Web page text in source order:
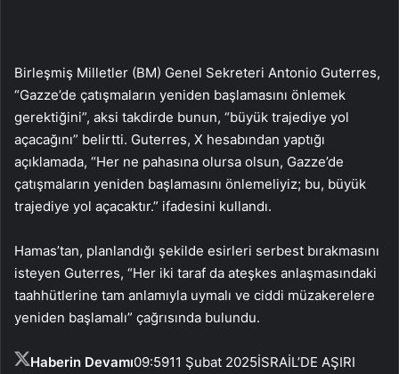
Birleşmiş Milletler (BM) Genel Sekreteri Antonio Guterres,
“Gazze’de çatışmaların yeniden başlamasını önlemek
gerektiğini”, aksi takdirde bunun, “büyük trajediye yol
açacağını” belirtti. Guterres, X hesabından yaptığı
açıklamada, “Her ne pahasına olursa olsun, Gazze’de
çatışmaların yeniden başlamasını önlemeliyiz; bu, büyük
trajediye yol açacaktır.” ifadesini kullandı.
Hamas’tan, planlandığı şekilde esirleri serbest bırakmasını
isteyen Guterres, “Her iki taraf da ateşkes anlaşmasındaki
taahhütlerine tam anlamıyla uymalı ve ciddi müzakerelere
yeniden başlamalı” çağrısında bulundu.
Haberin Devamı09:5911 Şubat 2025İSRAİL’DE AŞIRI